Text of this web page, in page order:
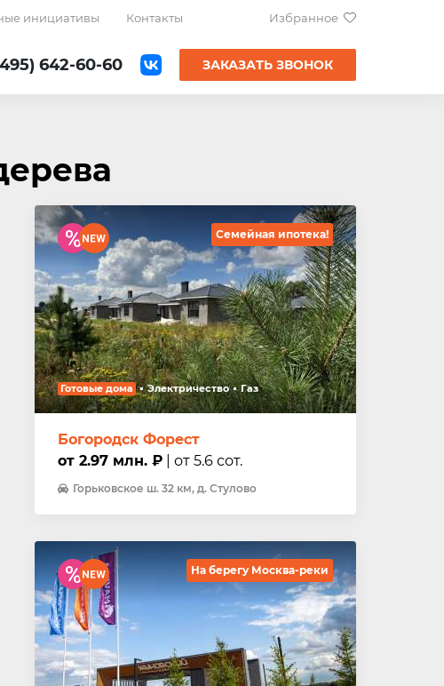
инициативы Контакты Избранное
642-60-60 ЗАКАЗАТЬ ЗВОНОК
Семейная ипотека!
Готовые дома Электричество Газ
Богородск Форест
от 2.97 млн. ₽ | от 5.6 сот.
Горьковское ш. 32 км, д. Стулово
На берегу Москва-реки